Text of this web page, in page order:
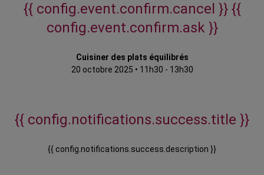
{{ config.event.confirm.cancel }} {{
config.event.confirm.ask }}
Cuisiner des plats équilibrés
20 octobre 2025 • 11h30 - 13h30
{{ config.notifications.success.title }}
{{ config.notifications.success.description }}